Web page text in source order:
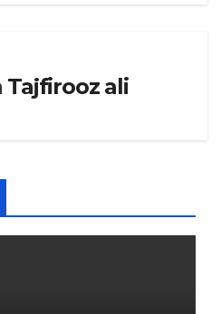
Tajfirooz ali